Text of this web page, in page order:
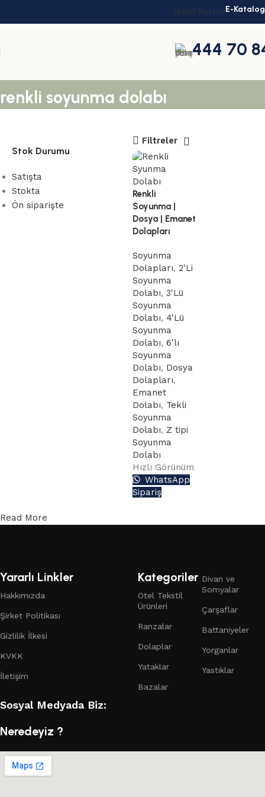
Teklif FormuE-Katalog
444 70
renkli soyunma dolabı
Stok Durumu
Satışta
Stokta
Ön siparişte
Filtreler
Renkli
Soyunma |
Dosya | Emanet
Dolapları
Soyunma
Dolapları, 2'Li
Soyunma
Dolabı, 3'Lü
Soyunma
Dolabı, 4'Lü
Soyunma
Dolabı, 6'lı
Soyunma
Dolabı, Dosya
Dolapları,
Emanet
Dolabı, Tekli
Soyunma
Dolabı, Z tipi
Soyunma
Dolabı
Hızlı Görünüm
WhatsApp
Sipariş
Read More
Yararlı Linkler
Hakkımızda
Şirket Politikası
Gizlilik İlkesi
KVKK
İletişim
Kategoriler
Otel Tekstil
Ürünleri
Ranzalar
Dolaplar
Yataklar
Bazalar
Divan ve
Somyalar
Çarşaflar
Battaniyeler
Yorganlar
Yastıklar
Sosyal Medyada Biz:
Neredeyiz ?